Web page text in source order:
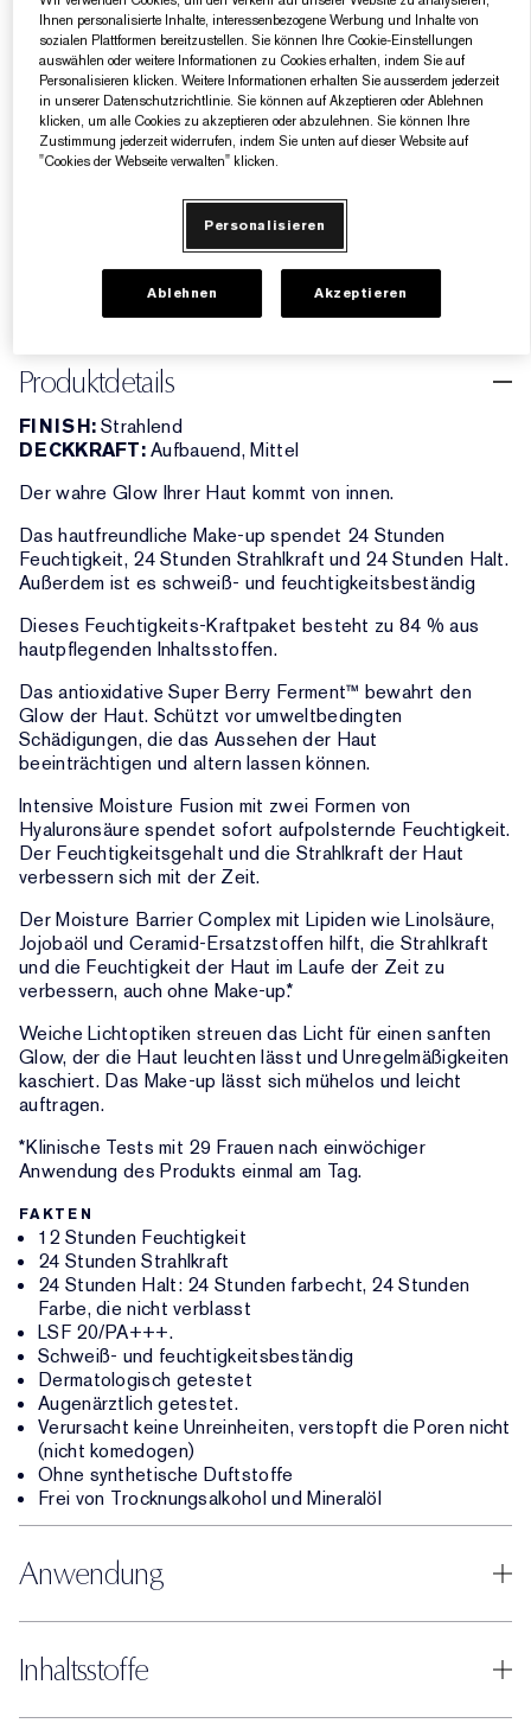
1C0 Cool Porcelain
1W1 Bone
1W0 Warm Porcelain
2C0 Cool Vanilla
1C1 Cool Bone
1N1 Ivory Nude
2W0 Warm Vanilla
3C0 Cool Crème
4C0 Cool Cashmere
3W0 Warm Crème
1C0 COOL PORCELAIN
5 Geschenke gratis ab einem Einkaufswert von
Produktdetails
FINISH:Strahlend
DECKKRAFT:Aufbauend, Mittel
Der wahre Glow Ihrer Haut kommt von innen.
Das hautfreundliche Make-up spendet 24 Stunden
Feuchtigkeit, 24 Stunden Strahlkraft und 24 Stunden Halt.
Außerdem ist es schweiß- und feuchtigkeitsbeständig
Dieses Feuchtigkeits-Kraftpaket besteht zu 84 % aus
hautpflegenden Inhaltsstoffen.
Das antioxidative Super Berry Ferment™ bewahrt den
Glow der Haut. Schützt vor umweltbedingten
Schädigungen, die das Aussehen der Haut
beeinträchtigen und altern lassen können.
Intensive Moisture Fusion mit zwei Formen von
Hyaluronsäure spendet sofort aufpolsternde Feuchtigkeit.
Der Feuchtigkeitsgehalt und die Strahlkraft der Haut
verbessern sich mit der Zeit.
Der Moisture Barrier Complex mit Lipiden wie Linolsäure,
Jojobaöl und Ceramid-Ersatzstoffen hilft, die Strahlkraft
und die Feuchtigkeit der Haut im Laufe der Zeit zu
verbessern, auch ohne Make-up.*
Weiche Lichtoptiken streuen das Licht für einen sanften
Glow, der die Haut leuchten lässt und Unregelmäßigkeiten
kaschiert. Das Make-up lässt sich mühelos und leicht
auftragen.
*Klinische Tests mit 29 Frauen nach einwöchiger
Anwendung des Produkts einmal am Tag.
FAKTEN
12 Stunden Feuchtigkeit
24 Stunden Strahlkraft
24 Stunden Halt: 24 Stunden farbecht, 24 Stunden
Farbe, die nicht verblasst
LSF 20/PA+++.
Schweiß- und feuchtigkeitsbeständig
Dermatologisch getestet
Augenärztlich getestet.
Verursacht keine Unreinheiten, verstopft die Poren nicht
(nicht komedogen)
Ohne synthetische Duftstoffe
Frei von Trocknungsalkohol und Mineralöl
Anwendung
Inhaltsstoffe
Ihnen personalisierte Inhalte, interessenbezogene Werbung und Inhalte von
sozialen Plattformen bereitzustellen. Sie können Ihre Cookie-Einstellungen
auswählen oder weitere Informationen zu Cookies erhalten, indem Sie auf
Personalisieren klicken. Weitere Informationen erhalten Sie ausserdem jederzeit
in unserer Datenschutzrichtlinie. Sie können auf Akzeptieren oder Ablehnen
klicken, um alle Cookies zu akzeptieren oder abzulehnen. Sie können Ihre
Zustimmung jederzeit widerrufen, indem Sie unten auf dieser Website auf
"Cookies der Webseite verwalten" klicken.
Personalisieren
Ablehnen Akzeptieren